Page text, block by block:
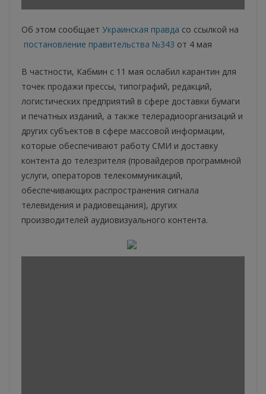
Об этом сообщает Украинская правда со ссылкой на
постановление правительства №343 от 4 мая
В частности, Кабмин с 11 мая ослабил карантин для
точек продажи прессы, типографий, редакций,
логистических предприятий в сфере доставки бумаги
и печатных изданий, а также телерадиоорганизаций и
других субъектов в сфере массовой информации,
которые обеспечивают работу СМИ и доставку
контента до телезрителя (провайдеров программной
услуги, операторов телекоммуникаций,
обеспечивающих распространения сигнала
телевидения и радиовещания), других
производителей аудиовизуального контента.